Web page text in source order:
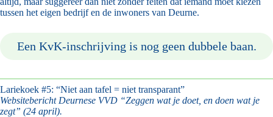
tussen het eigen bedrijf en de inwoners van Deurne.
Een KvK-inschrijving is nog geen dubbele baan.
Lariekoek #5: “Niet aan tafel = niet transparant”
Websitebericht Deurnese VVD “Zeggen wat je doet, en doen wat je
zegt” (24 april).